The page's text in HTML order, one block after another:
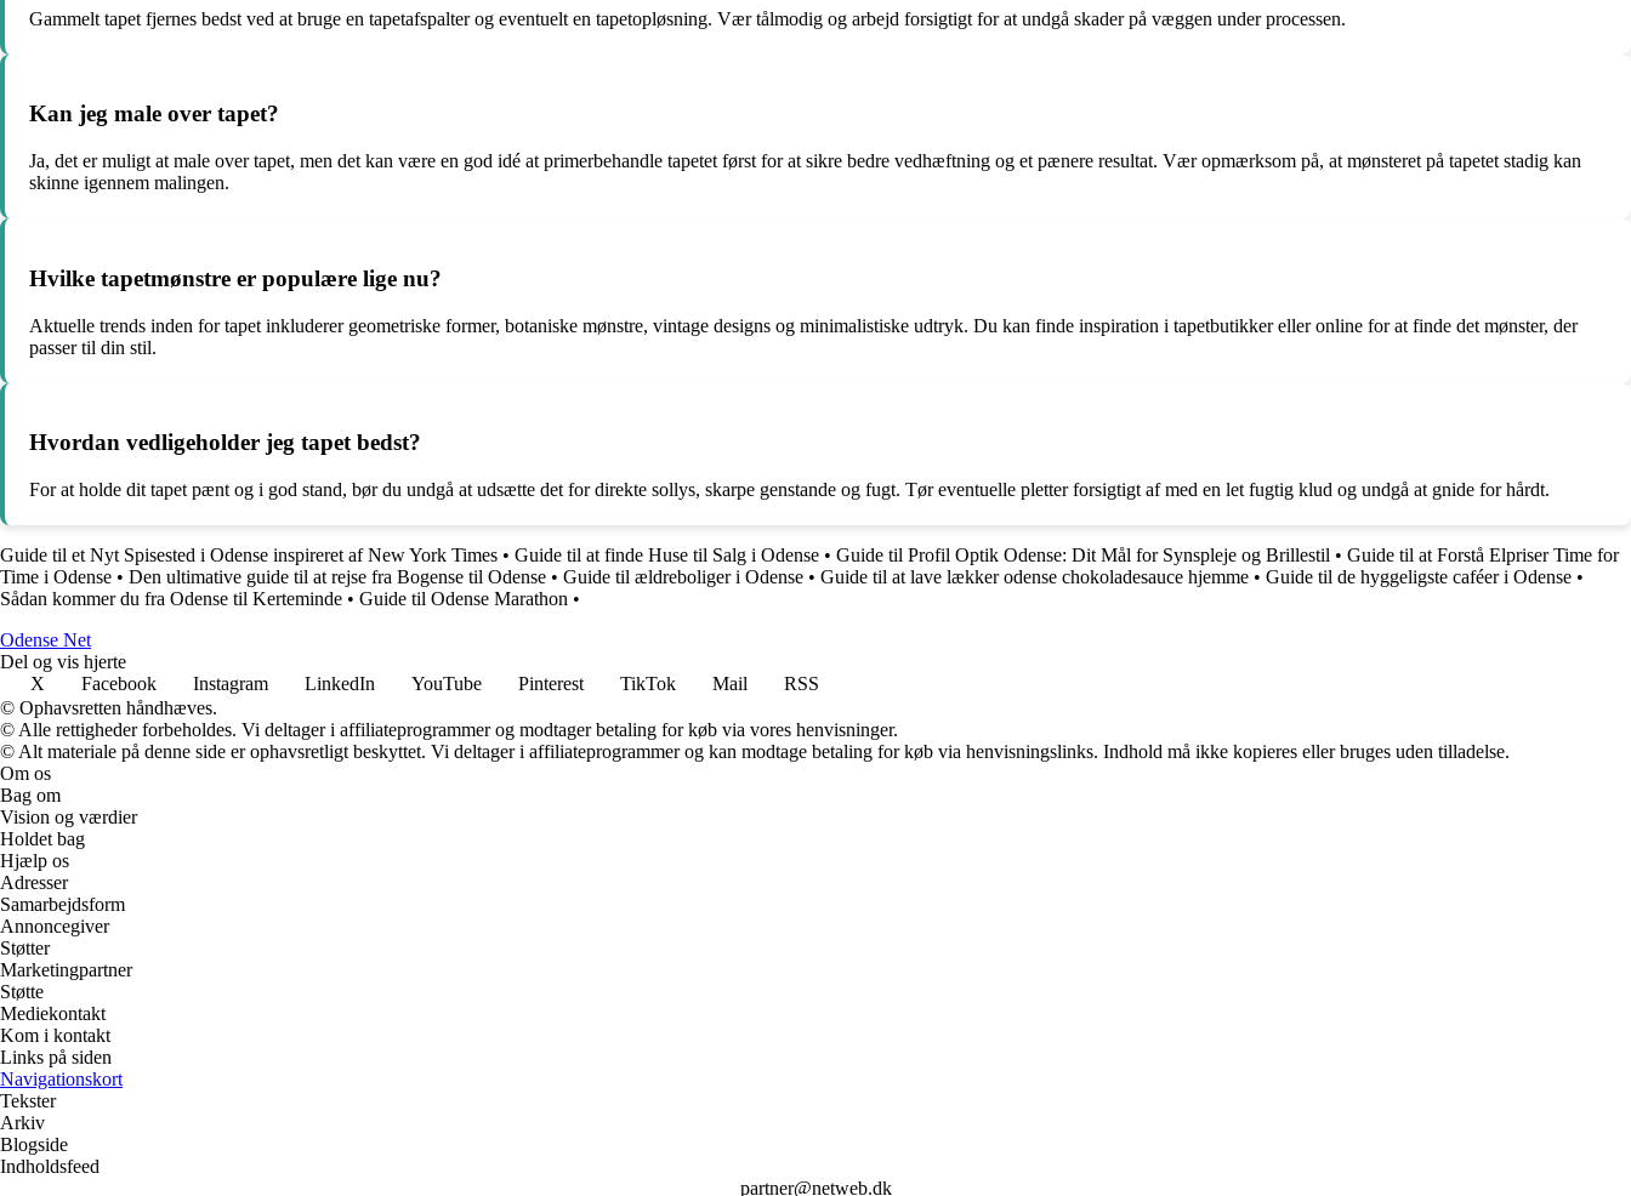
Gammelt tapet fjernes bedst ved at bruge en tapetafspalter og eventuelt en tapetopløsning. Vær tålmodig og arbejd forsigtigt for at undgå skader på væggen under processen.
Kan jeg male over tapet?
Ja, det er muligt at male over tapet, men det kan være en god idé at primerbehandle tapetet først for at sikre bedre vedhæftning og et pænere resultat. Vær opmærksom på, at mønsteret på tapetet stadig kan
skinne igennem malingen.
Hvilke tapetmønstre er populære lige nu?
Aktuelle trends inden for tapet inkluderer geometriske former, botaniske mønstre, vintage designs og minimalistiske udtryk. Du kan finde inspiration i tapetbutikker eller online for at finde det mønster, der
passer til din stil.
Hvordan vedligeholder jeg tapet bedst?
For at holde dit tapet pænt og i god stand, bør du undgå at udsætte det for direkte sollys, skarpe genstande og fugt. Tør eventuelle pletter forsigtigt af med en let fugtig klud og undgå at gnide for hårdt.
Guide til et Nyt Spisested i Odense inspireret af New York Times • Guide til at finde Huse til Salg i Odense • Guide til Profil Optik Odense: Dit Mål for Synspleje og Brillestil • Guide til at Forstå Elpriser Time for
Time i Odense • Den ultimative guide til at rejse fra Bogense til Odense • Guide til ældreboliger i Odense • Guide til at lave lækker odense chokoladesauce hjemme • Guide til de hyggeligste caféer i Odense •
Sådan kommer du fra Odense til Kerteminde • Guide til Odense Marathon •
Odense Net
Del og vis hjerte
X
Facebook Instagram LinkedIn YouTube Pinterest TikTok Mail
RSS
© Ophavsretten håndhæves.
© Alle rettigheder forbeholdes. Vi deltager i affiliateprogrammer og modtager betaling for køb via vores henvisninger.
© Alt materiale på denne side er ophavsretligt beskyttet. Vi deltager i affiliateprogrammer og kan modtage betaling for køb via henvisningslinks. Indhold må ikke kopieres eller bruges uden tilladelse.
Om os
Bag om
Vision og værdier
Holdet bag
Hjælp os
Adresser
Samarbejdsform
Annoncegiver
Støtter
Marketingpartner
Støtte
Mediekontakt
Kom i kontakt
Links på siden
Navigationskort
Tekster
Arkiv
Blogside
Indholdsfeed
partner@netweb.dk